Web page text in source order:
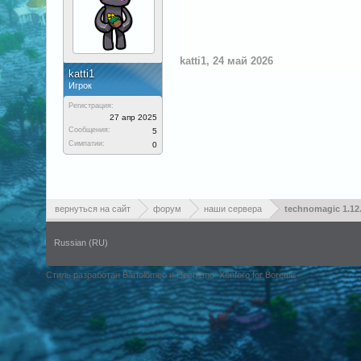
katti1
Игрок
Регистрация:
27 апр 2025
Сообщения: 5
Симпатии: 0
katti1, 24 май 2026
вернуться на сайт форум наши сервера technomagic
Russian (RU)
Стиль разработан Bartolomeo и Dech1moXenforo for Borealis